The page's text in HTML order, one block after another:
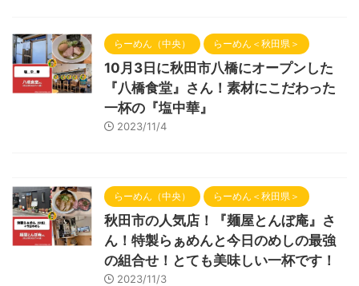
らーめん（中央） らーめん＜秋田県＞
10月3日に秋田市八橋にオープンした
『八橋食堂』さん！素材にこだわった
一杯の『塩中華』
2023/11/4
らーめん（中央） らーめん＜秋田県＞
秋田市の人気店！『麺屋とんぼ庵』さ
ん！特製らぁめんと今日のめしの最強
の組合せ！とても美味しい一杯です！
2023/11/3